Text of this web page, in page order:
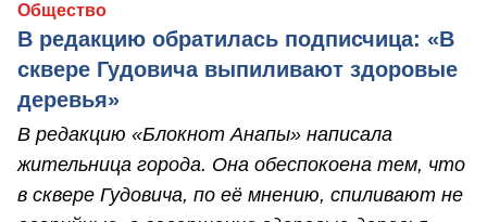
Общество
В редакцию обратилась подписчица: «В
сквере Гудовича выпиливают здоровые
деревья»
В редакцию «Блокнот Анапы» написала
жительница города. Она обеспокоена тем, что
в сквере Гудовича, по её мнению, спиливают не